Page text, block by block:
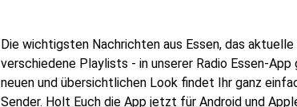
Die wichtigsten Nachrichten aus Essen, das
verschiedene Playlists - in unserer Radio Essen-
neuen und übersichtlichen Look findet Ihr ganz
Sender. Holt Euch die App jetzt für Android und